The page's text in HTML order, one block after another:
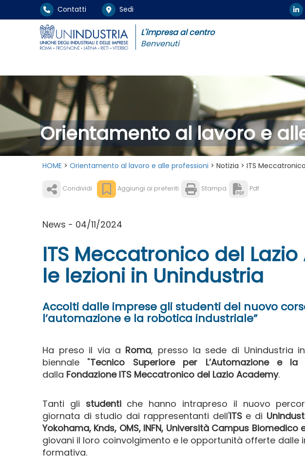
Contatti Sedi
L'impresa al centro
Benvenuti
Orientamento al lavoro e
HOME > Orientamento al lavoro e alle professioni > Notizia > ITS
Condividi Aggiungi ai preferiti Stampa Pdf
News - 04/11/2024
ITS Meccatronico del
le lezioni in Unindustria
Accolti dalle imprese gli studenti del nuovo
l’automazione e la robotica industriale”
Ha preso il via a Roma, presso la sede di Unindustria
biennale "Tecnico Superiore per L’Automazione e la
dalla Fondazione ITS Meccatronico del Lazio Academy.
Tanti gli studentiche hanno intrapreso il nuovo
giornata di studio dai rappresentanti dell'ITSe di
Yokohama, Knds, OMS, INFN, Università Campus Biomedico
giovani il loro coinvolgimento e le opportunità offerte dalle
formativa.